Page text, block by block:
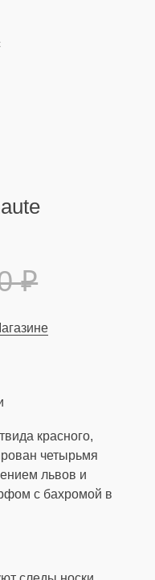
₽
красного,
четырьмя
львов и
с бахромой в